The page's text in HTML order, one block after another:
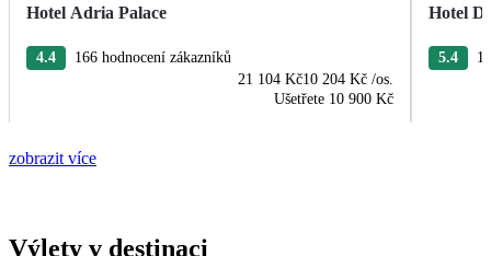
Hotel Adria Palace
4.4
166 hodnocení zákazníků
21 104 Kč10 204 Kč /os.
Ušetřete 10 900 Kč
Hotel
5.4
zobrazit více
Výlety v destinaci